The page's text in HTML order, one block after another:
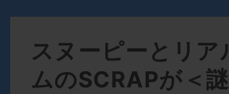
スヌーピーとリア
ムのSCRAPが＜